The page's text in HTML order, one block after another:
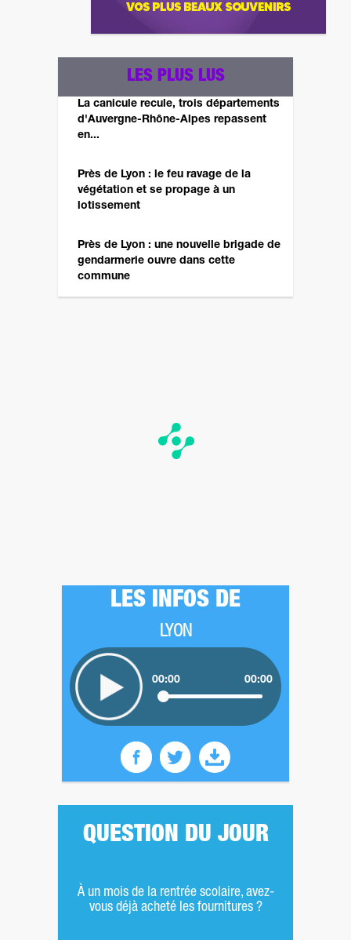
LES PLUS LUS
La canicule recule, trois départements
d'Auvergne-Rhône-Alpes repassent
en...
Près de Lyon : le feu ravage de la
végétation et se propage à un
lotissement
Près de Lyon : une nouvelle brigade de
gendarmerie ouvre dans cette
commune
LES INFOS DE
LYON
00:00 00:00
QUESTION DU JOUR
À un mois de la rentrée scolaire, avez-
vous déjà acheté les fournitures ?